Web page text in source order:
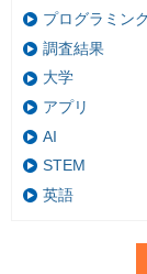
プログラミン
調査結果
大学
アプリ
AI
STEM
英語